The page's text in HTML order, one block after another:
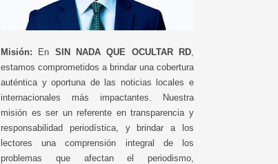
Misión: En SIN NADA QUE OCULTAR RD
estamos comprometidos a brindar una cobertura
auténtica y oportuna de las noticias locales e
internacionales más impactantes. Nuestra
misión es ser un referente en transparencia y
responsabilidad periodística, y brindar a los
lectores una comprensión integral de los
problemas que afectan el periodismo,